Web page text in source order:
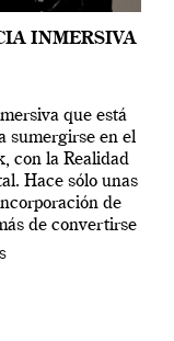
INMERSIVA
que está
sumergirse en el
con la Realidad
Hace sólo unas
de
de convertirse
[…]